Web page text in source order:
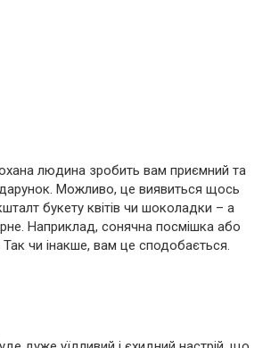
людина зробить вам приємний та
Можливо, це виявиться щось
букету квітів чи шоколадки – а
Наприклад, сонячна посмішка або
Так чи інакше, вам це сподобається.